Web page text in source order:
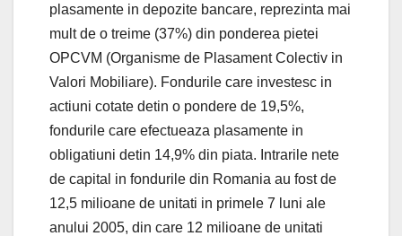
plasamente in depozite bancare, reprezinta mai
mult de o treime (37%) din ponderea pietei
OPCVM (Organisme de Plasament Colectiv in
Valori Mobiliare). Fondurile care investesc in
actiuni cotate detin o pondere de 19,5%,
fondurile care efectueaza plasamente in
obligatiuni detin 14,9% din piata. Intrarile nete
de capital in fondurile din Romania au fost de
12,5 milioane de unitati in primele 7 luni ale
anului 2005, din care 12 milioane de unitati